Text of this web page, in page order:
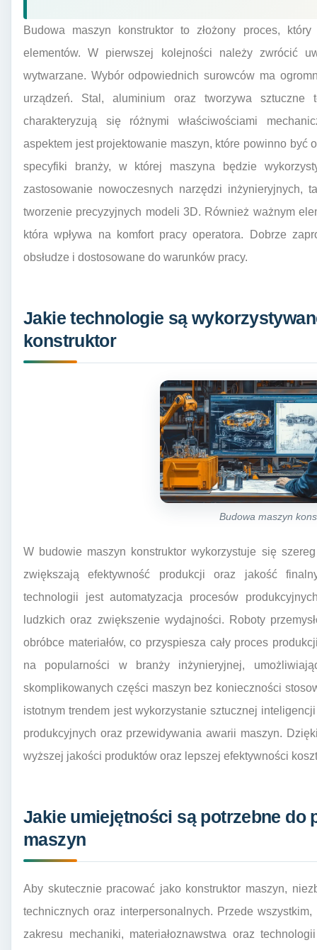
Budowa maszyn konstruktor to złożony proces,
elementów. W pierwszej kolejności należy zwrócić
wytwarzane. Wybór odpowiednich surowców ma
urządzeń. Stal, aluminium oraz tworzywa sztuczne
charakteryzują się różnymi właściwościami
aspektem jest projektowanie maszyn, które powinno być
specyfiki branży, w której maszyna będzie
zastosowanie nowoczesnych narzędzi inżynieryjnych,
tworzenie precyzyjnych modeli 3D. Również ważnym
która wpływa na komfort pracy operatora. Dobrze
obsłudze i dostosowane do warunków pracy.
Jakie technologie są
konstruktor
Budowa maszyn
W budowie maszyn konstruktor wykorzystuje się
zwiększają efektywność produkcji oraz jakość
technologii jest automatyzacja procesów
ludzkich oraz zwiększenie wydajności. Roboty
obróbce materiałów, co przyspiesza cały proces
na popularności w branży inżynieryjnej,
skomplikowanych części maszyn bez konieczności
istotnym trendem jest wykorzystanie sztucznej
produkcyjnych oraz przewidywania awarii maszyn.
wyższej jakości produktów oraz lepszej efektywności
Jakie umiejętności są potrzebne do
maszyn
Aby skutecznie pracować jako konstruktor maszyn,
technicznych oraz interpersonalnych. Przede
zakresu mechaniki, materiałoznawstwa oraz